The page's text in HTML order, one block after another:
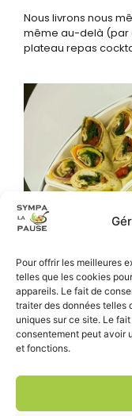
Pour offrir les meilleures
telles que les cookies
appareils. Le fait de
traiter des données telles
uniques sur ce site. Le
consentement peut avoir
et fonctions.
Nous livrons nous
même au-delà (par
plateau repas